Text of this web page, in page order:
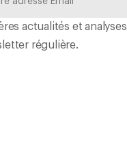
actualités et analyses
régulière.